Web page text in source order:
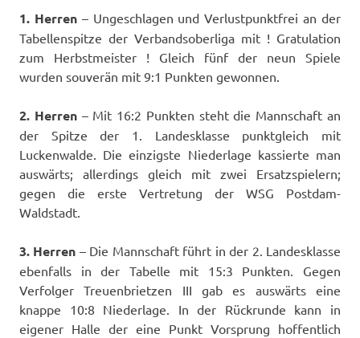
1. Herren– Ungeschlagen und Verlustpunktfrei an der
Tabellenspitze der Verbandsoberliga mit ! Gratulation
zum Herbstmeister ! Gleich fünf der neun Spiele
wurden souverän mit 9:1 Punkten gewonnen.
2. Herren– Mit 16:2 Punkten steht die Mannschaft an
der Spitze der 1. Landesklasse punktgleich mit
Luckenwalde. Die einzigste Niederlage kassierte man
auswärts; allerdings gleich mit zwei Ersatzspielern;
gegen die erste Vertretung der WSG Postdam-
Waldstadt.
3. Herren – Die Mannschaft führt in der 2. Landesklasse
ebenfalls in der Tabelle mit 15:3 Punkten. Gegen
Verfolger Treuenbrietzen III gab es auswärts eine
knappe 10:8 Niederlage. In der Rückrunde kann in
eigener Halle der eine Punkt Vorsprung hoffentlich